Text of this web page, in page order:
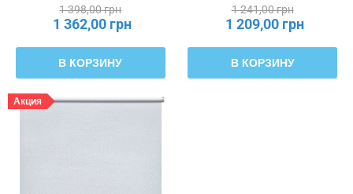
1 398,00 грн
1 362,00 грн
В КОРЗИНУ
1 241,00 грн
1 209,00 грн
В КОРЗИНУ
Акция